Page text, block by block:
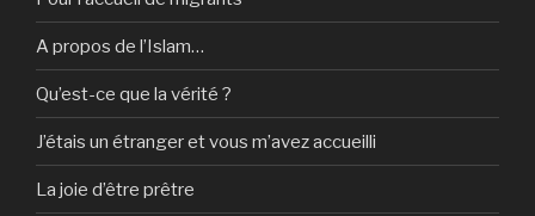
A propos de l’Islam…
Qu’est-ce que la vérité ?
J’étais un étranger et vous m’avez accueilli
La joie d’être prêtre